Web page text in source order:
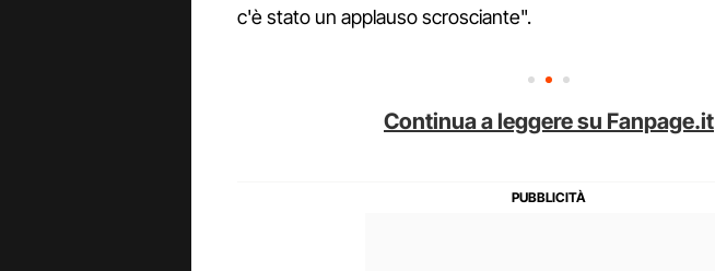
c'è stato un applauso scrosciante".
Continua a leggere su Fanpage.it